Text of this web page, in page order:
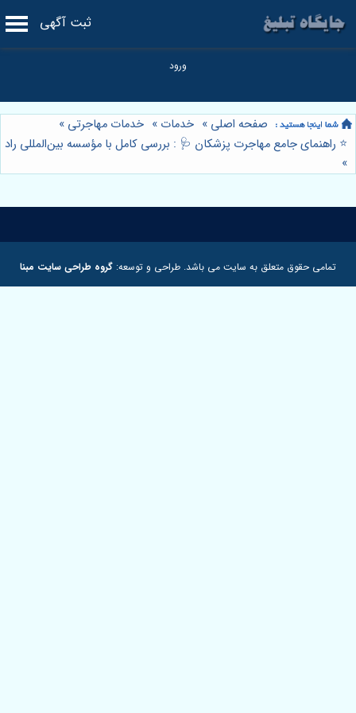
ثبت آگهی
صفحه اصلی » خدمات » خدمات مهاجرتی »
⭐️ راهنمای جامع مهاجرت پزشکان 🩺 : بررسی کامل با مؤسسه بین‌المللی راد
»
تمامی حقوق متعلق به سایت می باشد. طراحی و توسعه: گروه طراحی سایت مبنا